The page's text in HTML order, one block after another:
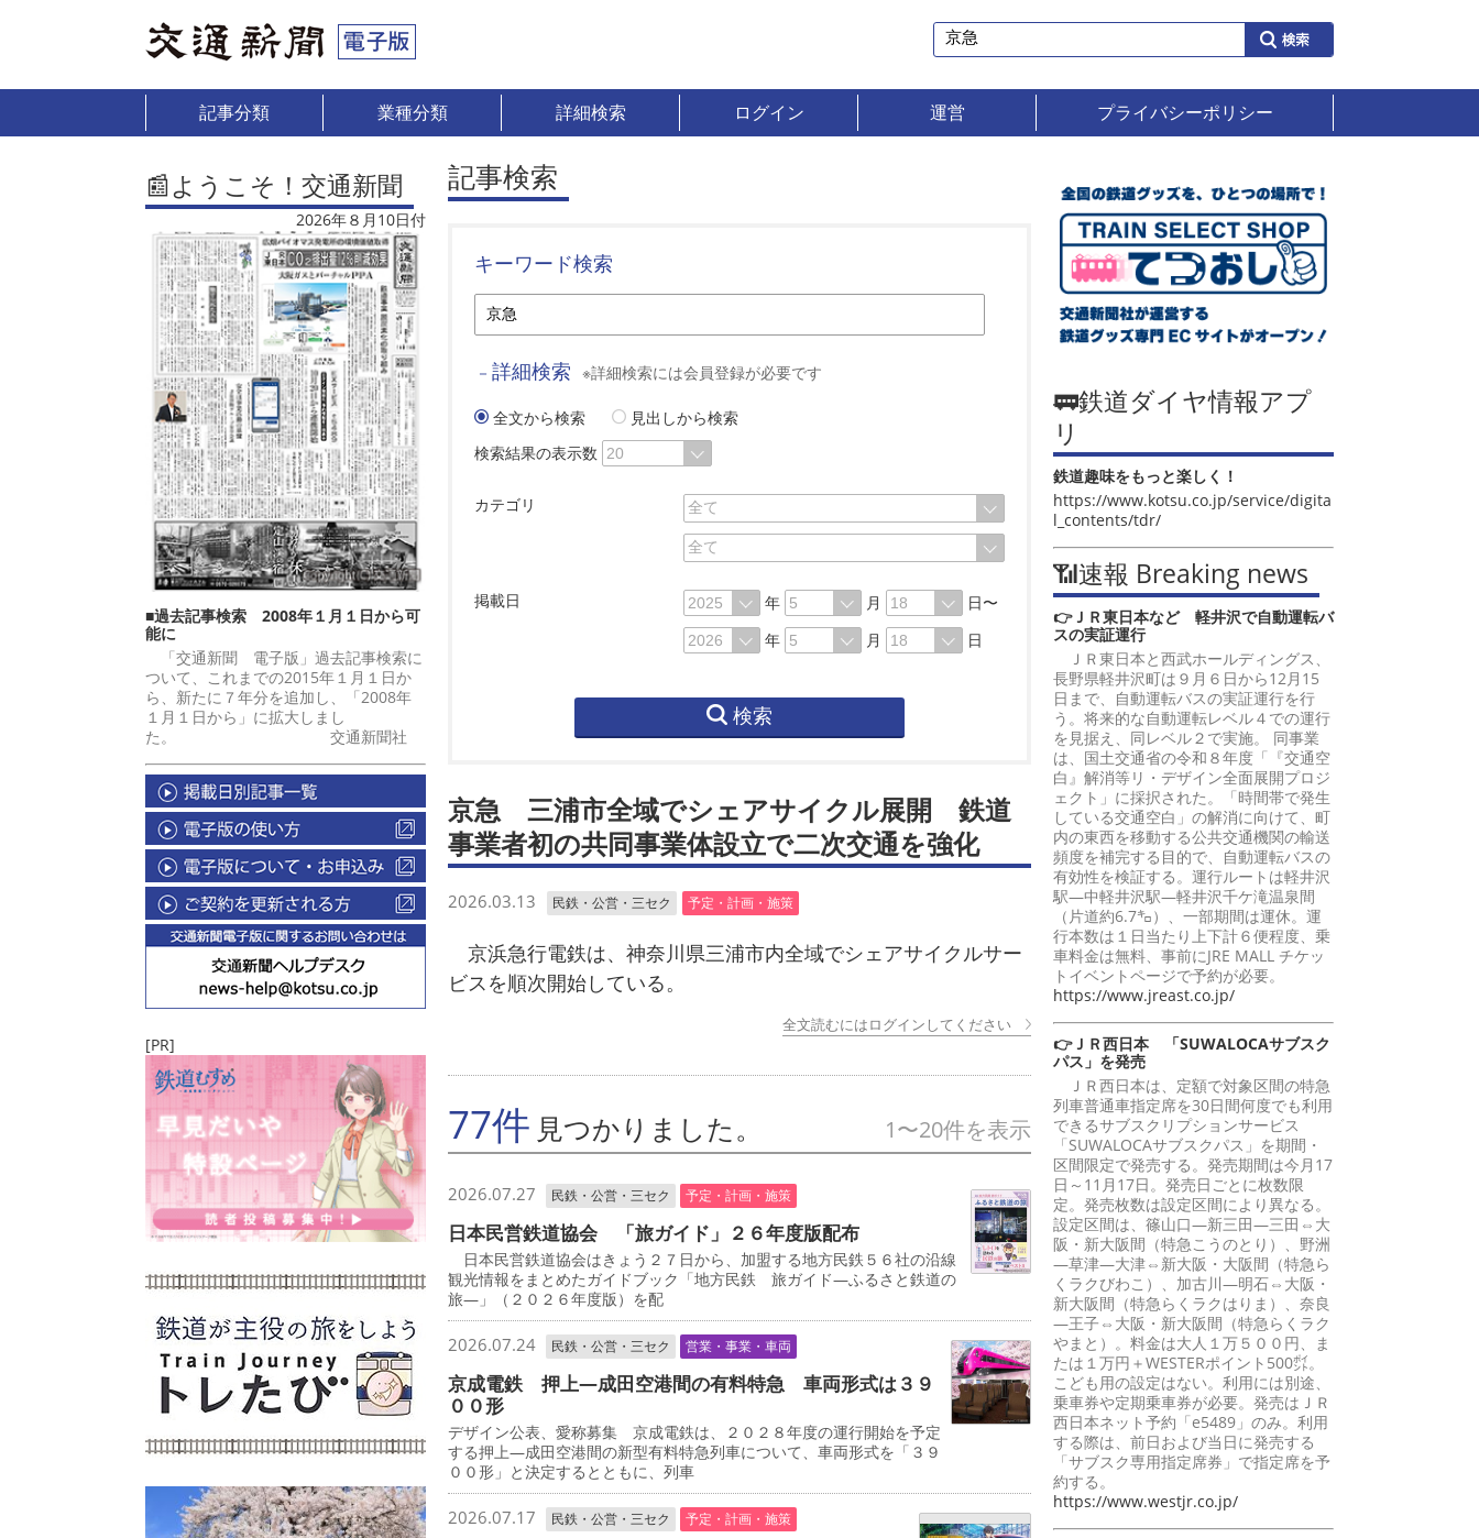
記事分類 業種分類 詳細検索 ログイン 運営 プライバシーポリシー
📰ようこそ！交通新聞
2026年８月10日付
■過去記事検索 2008年１月１日から可
能に
「交通新聞 電子版」過去記事検索に
ついて、これまでの2015年１月１日か
ら、新たに７年分を追加し、「2008年
１月１日から」に拡大しまし
た。 交通新聞社
[PR]
記事検索
キーワード検索
－ 詳細検索 ※詳細検索には会員登録が必要です
全文から検索
見出しから検索
検索結果の表示数
カテゴリ
掲載日 年 月
日〜
年
月 日
検索
京急 三浦市全域でシェアサイクル展開 鉄道
事業者初の共同事業体設立で二次交通を強化
2026.03.13 民鉄・公営・三セク 予定・計画・施策
京浜急行電鉄は、神奈川県三浦市内全域でシェアサイクルサー
ビスを順次開始している。
全文読むにはログインしてください
77件 見つかりました。 1〜20件を表示
2026.07.27 民鉄・公営・三セク 予定・計画・施策
日本民営鉄道協会 「旅ガイド」２６年度版配布
日本民営鉄道協会はきょう２７日から、加盟する地方民鉄５６社の沿線
観光情報をまとめたガイドブック「地方民鉄 旅ガイド―ふるさと鉄道の
旅―」（２０２６年度版）を配
2026.07.24 民鉄・公営・三セク 営業・事業・車両
京成電鉄 押上―成田空港間の有料特急 車両形式は３９
００形
デザイン公表、愛称募集 京成電鉄は、２０２８年度の運行開始を予定
する押上―成田空港間の新型有料特急列車について、車両形式を「３９
００形」と決定するとともに、列車
2026.07.17 民鉄・公営・三セク 予定・計画・施策
🚃鉄道ダイヤ情報アプ
リ
鉄道趣味をもっと楽しく！
https://www.kotsu.co.jp/service/digita
l_contents/tdr/
📶速報 Breaking news
👉ＪＲ東日本など 軽井沢で自動運転バ
スの実証運行
ＪＲ東日本と西武ホールディングス、
長野県軽井沢町は９月６日から12月15
日まで、自動運転バスの実証運行を行
う。将来的な自動運転レベル４での運行
を見据え、同レベル２で実施。 同事業
は、国土交通省の令和８年度「『交通空
白』解消等リ・デザイン全面展開プロジ
ェクト」に採択された。「時間帯で発生
している交通空白」の解消に向けて、町
内の東西を移動する公共交通機関の輸送
頻度を補完する目的で、自動運転バスの
有効性を検証する。運行ルートは軽井沢
駅―中軽井沢駅―軽井沢千ケ滝温泉間
（片道約6.7㌔）、一部期間は運休。運
行本数は１日当たり上下計６便程度、乗
車料金は無料、事前にJRE MALL チケッ
トイベントページで予約が必要。
https://www.jreast.co.jp/
👉ＪＲ西日本 「SUWALOCAサブスク
パス」を発売
ＪＲ西日本は、定額で対象区間の特急
列車普通車指定席を30日間何度でも利用
できるサブスクリプションサービス
「SUWALOCAサブスクパス」を期間・
区間限定で発売する。発売期間は今月17
日～11月17日。発売日ごとに枚数限
定。発売枚数は設定区間により異なる。
設定区間は、篠山口―新三田―三田⇔大
阪・新大阪間（特急こうのとり）、野洲
―草津―大津⇔新大阪・大阪間（特急ら
くラクびわこ）、加古川―明石⇔大阪・
新大阪間（特急らくラクはりま）、奈良
―王子⇔大阪・新大阪間（特急らくラク
やまと）。料金は大人１万５００円、ま
たは１万円＋WESTERポイント500㌽。
こども用の設定はない。利用には別途、
乗車券や定期乗車券が必要。発売はＪＲ
西日本ネット予約「e5489」のみ。利用
する際は、前日および当日に発売する
「サブスク専用指定席券」で指定席を予
約する。
https://www.westjr.co.jp/